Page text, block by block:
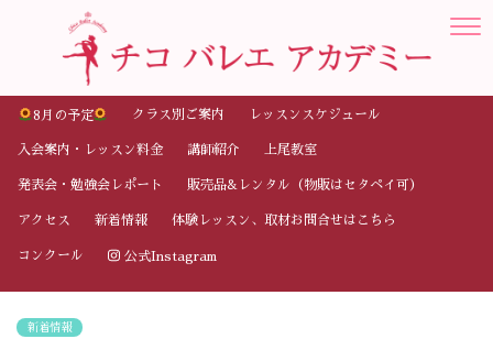
8月の予定 クラス別ご案内 レッスンスケジュール
入会案内・レッスン料金 講師紹介 上尾教室
発表会・勉強会レポート 販売品&レンタル（物販はセタペイ可）
アクセス 新着情報 体験レッスン、取材お問合せはこちら
コンクール 公式Instagram
新着情報